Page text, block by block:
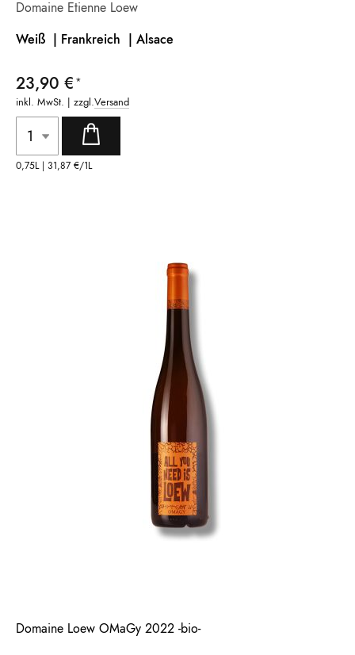
Domaine Etienne Loew
Weiß | Frankreich | Alsace
23,90 €
inkl. MwSt. | zzgl.Versand
0,75L | 31,87 €/1L
Domaine Loew OMaGy 2022 -bio-